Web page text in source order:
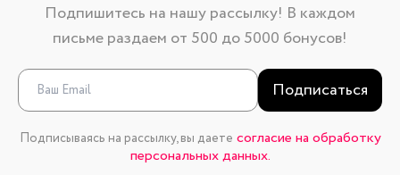
Подпишитесь на нашу рассылку! В каждом
письме раздаем от 500 до 5000 бонусов!
Подписаться
Подписываясь на рассылку, вы даете согласие на обработку
персональных данных.